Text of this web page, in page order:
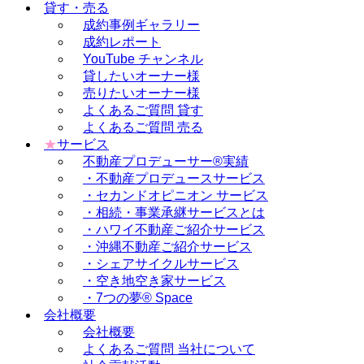
貸す・売る
成約事例ギャラリー
成約レポート
YouTube チャンネル
貸したいオーナー様
売りたいオーナー様
よくあるご質問 貸す
よくあるご質問 売る
★サービス
不動産プロデューサー®実績
・不動産プロデュースサービス
・セカンドオピニオン サービス
・相続・事業承継サービスとは
・ハワイ不動産ご紹介サービス
・沖縄不動産ご紹介サービス
・シェアサイクルサービス
・空き地空き家サービス
・7つの夢® Space
会社概要
会社概要
よくあるご質問 当社について